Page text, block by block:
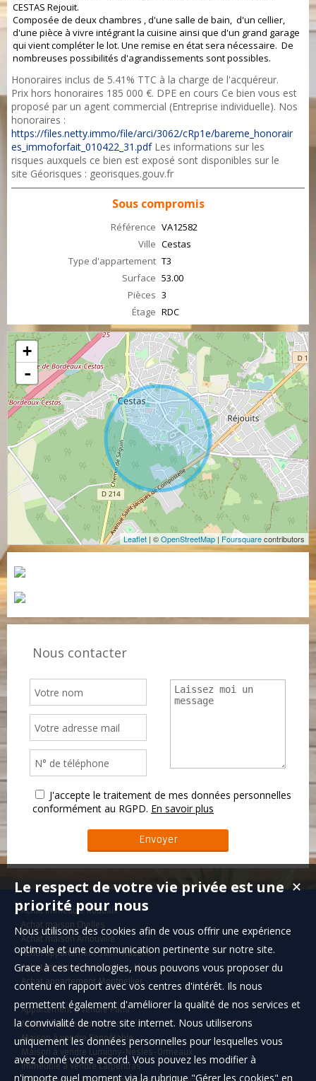
CESTAS Rejouit.
Composée de deux chambres , d'une salle de bain, d'un cellier,
d'une pièce à vivre intégrant la cuisine ainsi que d'un grand garage
qui vient compléter le lot. Une remise en état sera nécessaire. De
nombreuses possibilités d'agrandissements sont possibles.
Honoraires inclus de 5.41% TTC à la charge de l'acquéreur.
Prix hors honoraires 185 000 €. DPE en cours Ce bien vous est
proposé par un agent commercial (Entreprise individuelle). Nos
honoraires :
https://files.netty.immo/file/arci/3062/cRp1e/bareme_honorair
es_immoforfait_010422_31.pdfLes informations sur les
risques auxquels ce bien est exposé sont disponibles sur le
site Géorisques : georisques.gouv.fr
Sous compromis
Référence VA12582
Ville Cestas
Type d'appartement T3
Surface 53.00
Pièces 3
Étage RDC
+
-
Leaflet | ©OpenStreetMap| Foursquarecontributors
Nous contacter
J'accepte le traitement de mes données personnelles
conformément au RGPD. En savoir plus
Achat immeuble Roubaix
Achat maison Chelles
Achat maison Arnouville
Achat appartement Saint-Nazaire
Achat maison Saint-Cyr-sur-Mer
Achat appartement Montpellier
Appartement à vendre Paris
Maison à louer Bordeaux
Maison à vendre Bonnétable
Maison à vendre Lumigny-Nesles-Ormeaux
Immeuble à vendre Carpentras
✕
Le respect de votre vie privée est une
priorité pour nous
Nous utilisons des cookies afin de vous offrir une expérience
optimale et une communication pertinente sur notre site.
Grace à ces technologies, nous pouvons vous proposer du
contenu en rapport avec vos centres d'intérêt. Ils nous
permettent également d'améliorer la qualité de nos services et
la convivialité de notre site internet. Nous utiliserons
uniquement les données personnelles pour lesquelles vous
avez donné votre accord. Vous pouvez les modifier à
n'importe quel moment via la rubrique "Gérer les cookies" en